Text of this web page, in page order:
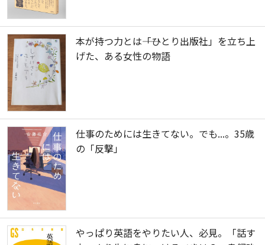
本が持つ力とは――「ひとり出版社」を立ち上
げた、ある女性の物語
仕事のためには生きてない。でも...。35歳
の「反撃」
やっぱり英語をやりたい人、必見。「話す